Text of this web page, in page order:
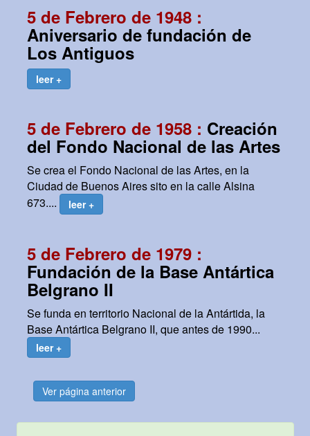
5 de Febrero de 1948 :
Aniversario de fundación de
Los Antiguos
leer +
5 de Febrero de 1958 : Creación
del Fondo Nacional de las Artes
Se crea el Fondo Nacional de las Artes, en la
Ciudad de Buenos Aires sito en la calle Alsina
673....
leer +
5 de Febrero de 1979 :
Fundación de la Base Antártica
Belgrano II
Se funda en territorio Nacional de la Antártida, la
Base Antártica Belgrano II, que antes de 1990...
leer +
Ver página anterior